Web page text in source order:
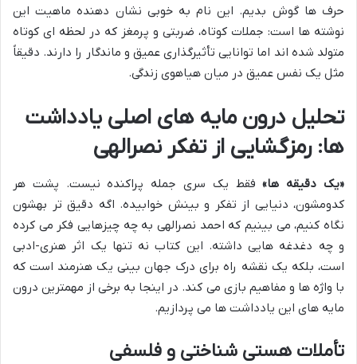
حرف ها گوش بدیم. این نام به خوبی نشان دهنده ماهیت این
نوشته ها است: جملات کوتاه، ضربتی و پرمغز که در لحظه ای کوتاه
متولد شده اند اما توانایی تأثیرگذاری عمیق و ماندگار را دارند. دقیقاً
مثل یک نفس عمیق در میان هیاهوی زندگی.
تحلیل درون مایه های اصلی یادداشت
ها: رمزگشایی از تفکر نصرالهی
«یک دقیقه ها»فقط یک سری جمله پراکنده نیست. پشت هر
کدومشون، دنیایی از تفکر و بینش خوابیده. اگه دقیق تر بهشون
نگاه کنیم، می بینیم که احمد نصرالهی به چه چیزهایی فکر می کرده
و چه دغدغه هایی داشته. این کتاب نه تنها یک اثر هنری-ادبی
است، بلکه یک نقشه راه برای درک جهان بینی یک هنرمند است که
با واژه ها و مفاهیم بازی می کند. در اینجا به برخی از مهمترین درون
مایه های این یادداشت ها می پردازیم.
تأملات هستی شناختی و فلسفی